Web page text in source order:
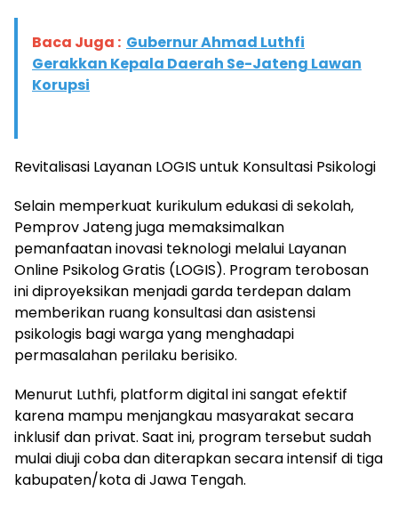
Baca Juga : Gubernur Ahmad Luthfi
Gerakkan Kepala Daerah Se-Jateng Lawan
Korupsi
​Revitalisasi Layanan LOGIS untuk Konsultasi Psikologi
​Selain memperkuat kurikulum edukasi di sekolah,
Pemprov Jateng juga memaksimalkan
pemanfaatan inovasi teknologi melalui Layanan
Online Psikolog Gratis (LOGIS). Program terobosan
ini diproyeksikan menjadi garda terdepan dalam
memberikan ruang konsultasi dan asistensi
psikologis bagi warga yang menghadapi
permasalahan perilaku berisiko.
​Menurut Luthfi, platform digital ini sangat efektif
karena mampu menjangkau masyarakat secara
inklusif dan privat. Saat ini, program tersebut sudah
mulai diuji coba dan diterapkan secara intensif di tiga
kabupaten/kota di Jawa Tengah.